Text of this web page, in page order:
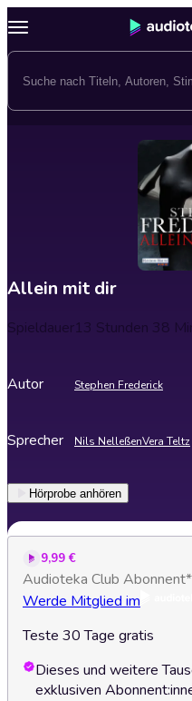
Allein mit dir
Spieldauer13 Stunden 38
Autor Stephen Frederick
Sprecher Nils NelleßenVera Teltz
Hörprobe anhören
9,99 €
Audioteka Club
Werde Mitglied im
Teste 30 Tage gratis
Dieses und weitere
exklusiven